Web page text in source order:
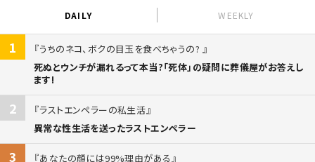
DAILY WEEKLY
1
うちのネコ、ボクの目玉を食べちゃうの?
死ぬとウンチが漏れるって本当?「死体」の疑問に葬儀屋がお答えし
ます!
2
ラストエンペラーの私生活
異常な性生活を送ったラストエンペラー
3
あなたの顔には99%理由がある